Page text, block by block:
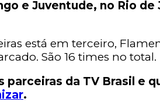
e Juventude, no Rio de
está em terceiro,
São 16 times no total.
da TV Brasil e
.